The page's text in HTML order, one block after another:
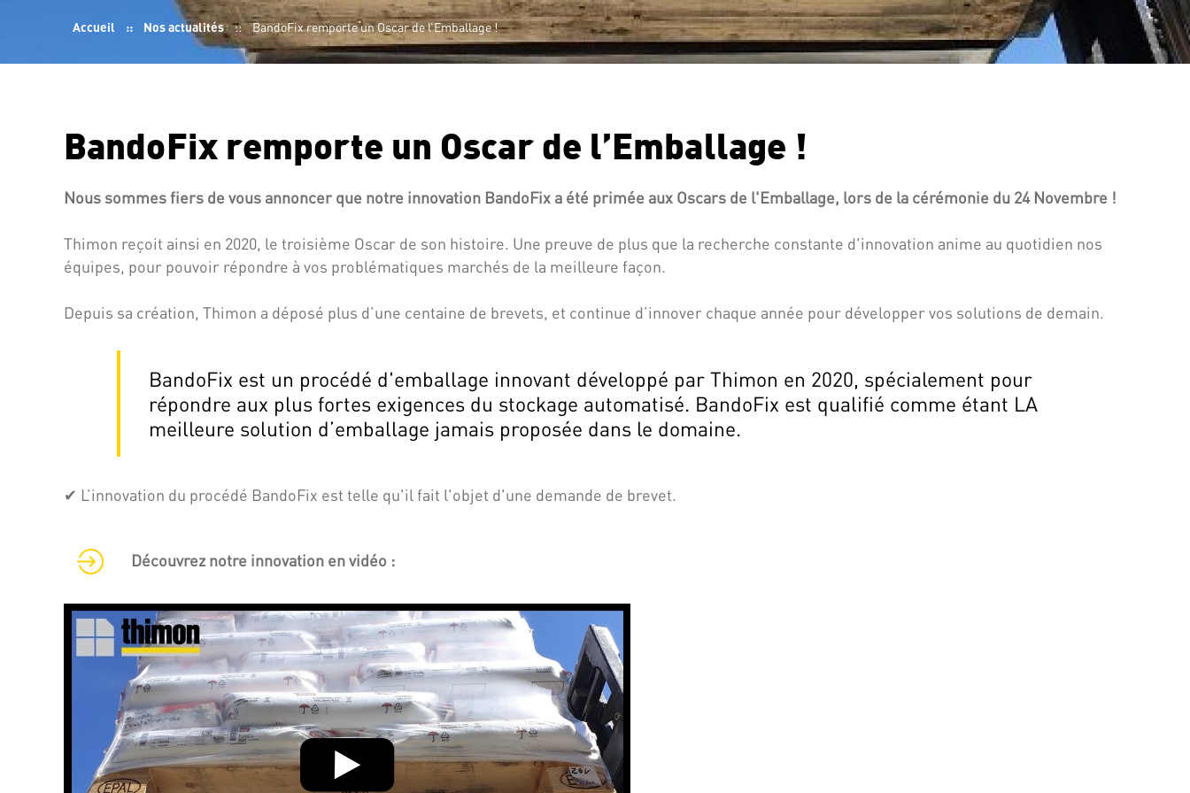
Fil
d'Ariane
Accueil Nos actualités BandoFix remporte un Oscar de l’Emballage !
BandoFix remporte un Oscar de l’Emballage !
Nous sommes fiers de vous annoncer que notre innovation BandoFix a été primée aux Oscars de l'Emballage, lors de la cérémonie du 24 Novembre !
Thimon reçoit ainsi en 2020, le troisième Oscar de son histoire. Une preuve de plus que la recherche constante d'innovation anime au quotidien nos
équipes, pour pouvoir répondre à vos problématiques marchés de la meilleure façon.
Depuis sa création, Thimon a déposé plus d’une centaine de brevets, et continue d’innover chaque année pour développer vos solutions de demain.
BandoFix est un procédé d'emballage innovant développé par Thimon en 2020, spécialement pour
répondre aux plus fortes exigences du stockage automatisé. BandoFix est qualifié comme étant LA
meilleure solution d’emballage jamais proposée dans le domaine.
✔ L’innovation du procédé BandoFix est telle qu'il fait l'objet d'une demande de brevet.
Découvrez notre innovation en vidéo :